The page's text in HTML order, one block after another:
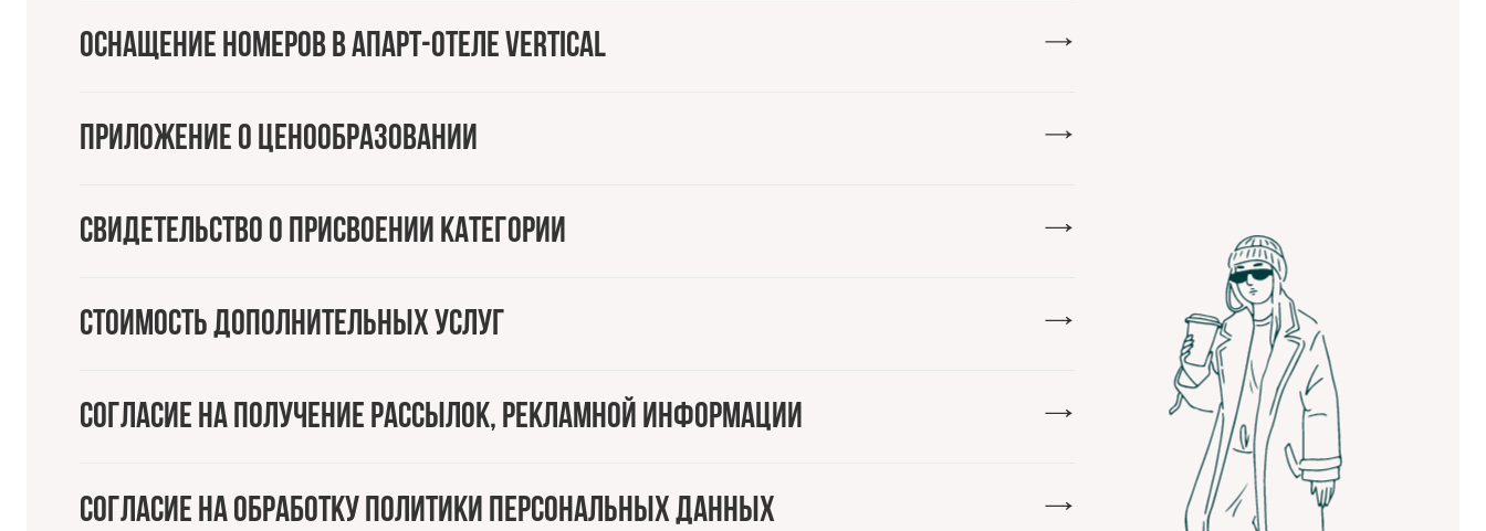
Оснащение номеров в апарт-отеле Vertical
Приложение о ценообразовании
Свидетельство о присвоении категории
Стоимость дополнительных услуг
Согласие на получение рассылок, рекламной информации
Согласие на обработку политики персональных данных